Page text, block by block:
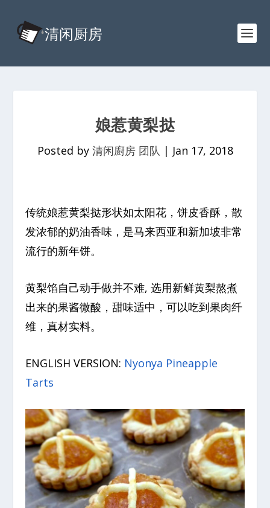
娘惹黄梨挞
Posted by 清闲廚房 团队 | Jan 17, 2018
传统娘惹黄梨挞形状如太阳花，饼皮香酥，散
发浓郁的奶油香味，是马来西亚和新加坡非常
流行的新年饼。
黄梨馅自己动手做并不难, 选用新鲜黄梨熬煮
出来的果酱微酸，甜味适中，可以吃到果肉纤
维，真材实料。
ENGLISH VERSION: Nyonya Pineapple
Tarts